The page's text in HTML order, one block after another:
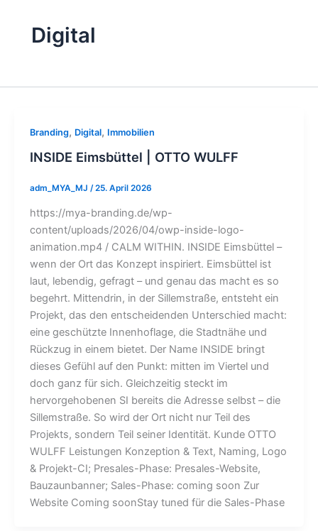
Digital
Branding, Digital, Immobilien
INSIDE Eimsbüttel | OTTO WULFF
adm_MYA_MJ /25. April 2026
https://mya-branding.de/wp-
content/uploads/2026/04/owp-inside-logo-
animation.mp4 / CALM WITHIN. INSIDE Eimsbüttel –
wenn der Ort das Konzept inspiriert. Eimsbüttel ist
laut, lebendig, gefragt – und genau das macht es so
begehrt. Mittendrin, in der Sillemstraße, entsteht ein
Projekt, das den entscheidenden Unterschied macht:
eine geschützte Innenhoflage, die Stadtnähe und
Rückzug in einem bietet. Der Name INSIDE bringt
dieses Gefühl auf den Punkt: mitten im Viertel und
doch ganz für sich. Gleichzeitig steckt im
hervorgehobenen SI bereits die Adresse selbst – die
Sillemstraße. So wird der Ort nicht nur Teil des
Projekts, sondern Teil seiner Identität. Kunde OTTO
WULFF Leistungen Konzeption & Text, Naming, Logo
& Projekt-CI; Presales-Phase: Presales-Website,
Bauzaunbanner; Sales-Phase: coming soon Zur
Website Coming soonStay tuned für die Sales-Phase